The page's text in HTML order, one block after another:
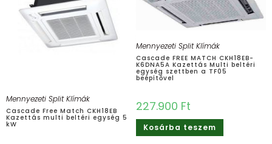
Mennyezeti Split Klímák
Cascade Free Match CKH18EB
Kazettás multi beltéri egység 5
kW
Mennyezeti Split Klímák
Cascade FREE MATCH CKH18EB-
K6DNA5A Kazettás Multi beltéri
egység szettben a TF05
beépítővel
227.900 Ft
Kosárba teszem